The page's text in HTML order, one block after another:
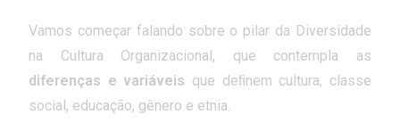
Vamos começar falando sobre o pilar da Diversidade
na Cultura Organizacional, que contempla as
diferenças e variáveis que deﬁnem cultura, classe
social, educação, gênero e etnia.